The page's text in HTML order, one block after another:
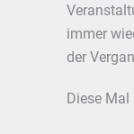
immer
der
Diese Mal